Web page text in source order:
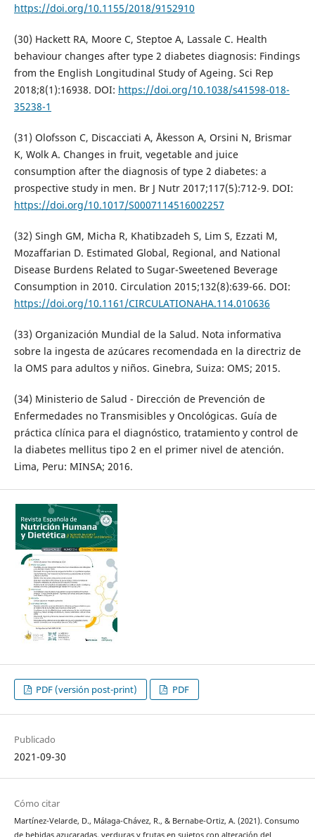
https://doi.org/10.1155/2018/9152910
(30) Hackett RA, Moore C, Steptoe A, Lassale C. Health
behaviour changes after type 2 diabetes diagnosis: Findings
from the English Longitudinal Study of Ageing. Sci Rep
2018;8(1):16938. DOI: https://doi.org/10.1038/s41598-018-
35238-1
(31) Olofsson C, Discacciati A, Åkesson A, Orsini N, Brismar
K, Wolk A. Changes in fruit, vegetable and juice
consumption after the diagnosis of type 2 diabetes: a
prospective study in men. Br J Nutr 2017;117(5):712-9. DOI:
https://doi.org/10.1017/S0007114516002257
(32) Singh GM, Micha R, Khatibzadeh S, Lim S, Ezzati M,
Mozaffarian D. Estimated Global, Regional, and National
Disease Burdens Related to Sugar-Sweetened Beverage
Consumption in 2010. Circulation 2015;132(8):639-66. DOI:
https://doi.org/10.1161/CIRCULATIONAHA.114.010636
(33) Organización Mundial de la Salud. Nota informativa
sobre la ingesta de azúcares recomendada en la directriz de
la OMS para adultos y niños. Ginebra, Suiza: OMS; 2015.
(34) Ministerio de Salud - Dirección de Prevención de
Enfermedades no Transmisibles y Oncológicas. Guía de
práctica clínica para el diagnóstico, tratamiento y control de
la diabetes mellitus tipo 2 en el primer nivel de atención.
Lima, Peru: MINSA; 2016.
PDF (versión post-print) PDF
Publicado
2021-09-30
Cómo citar
Martínez-Velarde, D., Málaga-Chávez, R., & Bernabe-Ortiz, A. (2021). Consumo
de bebidas azucaradas, verduras y frutas en sujetos con alteración del